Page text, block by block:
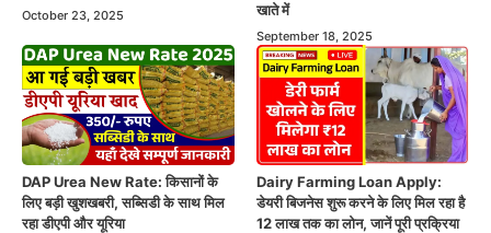
October 23, 2025
खाते में
September 18, 2025
DAP Urea New Rate: किसानों के
लिए बड़ी खुशखबरी, सब्सिडी के साथ मिल
रहा डीएपी और यूरिया
Dairy Farming Loan Apply:
डेयरी बिजनेस शुरू करने के लिए मिल रहा है
12 लाख तक का लोन, जानें पूरी प्रक्रिया